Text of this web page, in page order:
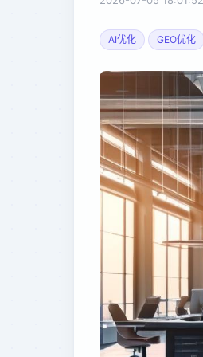
AI优化 GEO优化